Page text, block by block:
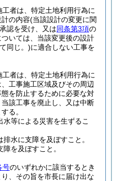
者は、特定土地利用行為に
の内容(当該設計の変更に関
認を受け、又は同条第3項の
いては、当該変更後の設計
同じ。)に適合しない工事を
者は、特定土地利用行為に
工事施工区域及びその周辺
を防止するために必要な対
当該工事を廃止し、又は中断
る。
等による災害を生ずるこ
水に支障を及ぼすこと。
を及ぼすこと。
号のいずれかに該当するとき
、その旨を市長に届け出な